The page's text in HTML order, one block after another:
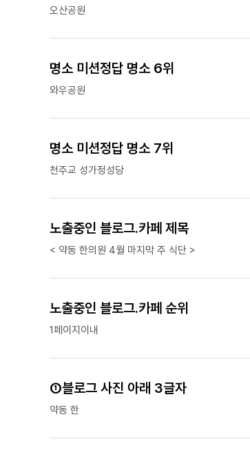
오산공원
명소 미션정답 명소 6위
와우공원
명소 미션정답 명소 7위
천주교 성가정성당
노출중인 블로그.카페 제목
< 약동 한의원 4월 마지막 주 식단 >
노출중인 블로그.카페 순위
1페이지이내
①블로그 사진 아래 3글자
약동 한